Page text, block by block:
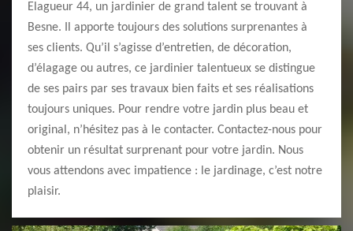
Elagueur 44, un jardinier de grand talent se trouvant à
Besne. Il apporte toujours des solutions surprenantes à
ses clients. Qu’il s’agisse d’entretien, de décoration,
d’élagage ou autres, ce jardinier talentueux se distingue
de ses pairs par ses travaux bien faits et ses réalisations
toujours uniques. Pour rendre votre jardin plus beau et
original, n’hésitez pas à le contacter. Contactez-nous pour
obtenir un résultat surprenant pour votre jardin. Nous
vous attendons avec impatience : le jardinage, c’est notre
plaisir.